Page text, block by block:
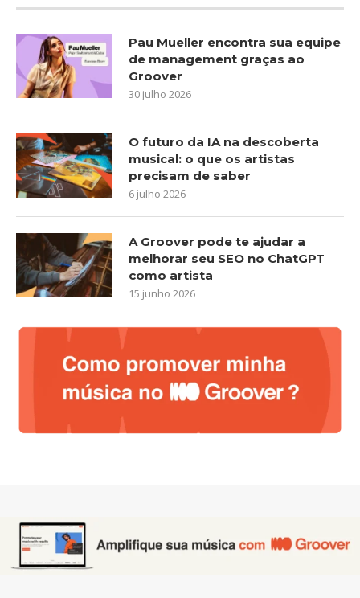
Pau Mueller encontra sua equipe
de management graças ao
Groover
30 julho 2026
O futuro da IA na descoberta
musical: o que os artistas
precisam de saber
6 julho 2026
A Groover pode te ajudar a
melhorar seu SEO no ChatGPT
como artista
15 junho 2026